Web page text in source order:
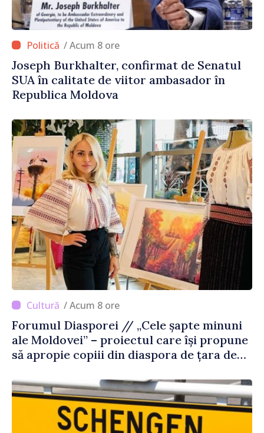
/ Acum 8 ore
Joseph Burkhalter, confirmat de Senatul
SUA în calitate de viitor ambasador în
Republica Moldova
/ Acum 8 ore
Forumul Diasporei // „Cele șapte minuni
ale Moldovei” – proiectul care își propune
să apropie copiii din diaspora de țara de